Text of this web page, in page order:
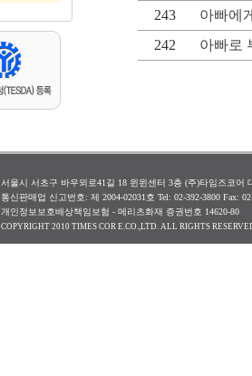
243
아빠에
242
아빠로
서울시 서초구 바우뫼로41길 18 윈윈센터 3층 (주)타임즈코어
통신판매업 신고번호: 제 2004-02031호 Tel: 02-392-3800 Fax:
개인정보보호배상책임보험 - 메리츠화재 증권번호 14620-80
COPYRIGHT 2010 TIMES COR E.CO.,LTD. ALL RIGHTS